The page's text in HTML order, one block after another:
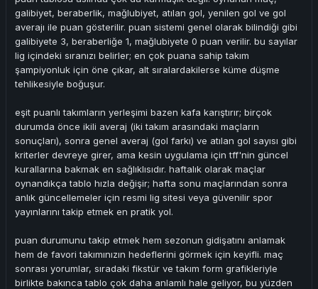
galibiyet, beraberlik, mağlubiyet, atılan gol, yenilen gol ve gol
averajı ile puan gösterilir. puan sistemi genel olarak bilindiği gibi
galibiyete 3, beraberliğe 1, mağlubiyete 0 puan verilir. bu sayılar
lig içindeki sıranızı belirler; en çok puana sahip takım
şampiyonluk için öne çıkar, alt sıralardakilerse küme düşme
tehlikesiyle boğuşur.
eşit puanlı takımların yerleşimi bazen kafa karıştırır; birçok
durumda önce ikili averaj (iki takım arasındaki maçların
sonuçları), sonra genel averaj (gol farkı) ve atılan gol sayısı gibi
kriterler devreye girer, ama kesin uygulama için tff'nin güncel
kurallarına bakmak en sağlıklısıdır. haftalık olarak maçlar
oynandıkça tablo hızla değişir; hafta sonu maçlarından sonra
anlık güncellemeler için resmi lig sitesi veya güvenilir spor
yayınlarını takip etmek en pratik yol.
puan durumunu takip etmek hem sezonun gidişatını anlamak
hem de favori takımınızın hedeflerini görmek için keyifli. maç
sonrası yorumlar, sıradaki fikstür ve takım form grafikleriyle
birlikte bakınca tablo çok daha anlamlı hale geliyor, bu yüzden